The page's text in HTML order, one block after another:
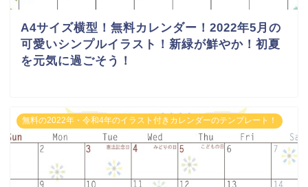
A4サイズ横型！無料カレンダー！2022年5月の
可愛いシンプルイラスト！新緑が鮮やか！初夏
を元気に過ごそう！
無料の2022年・令和4年のイラスト付きカレンダーのテンプレート！